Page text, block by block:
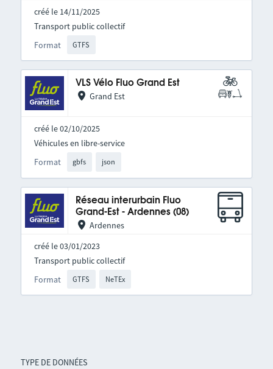
TYPE DE DONNÉES
créé le 14/11/2025
Format GTFS
Transport public collectif
VLS Vélo Fluo Grand Est
Grand Est
créé le 02/10/2025
Format gbfs json
Véhicules en libre-service
Réseau interurbain Fluo
Grand-Est - Ardennes (08)
Ardennes
créé le 03/01/2023
Format GTFS NeTEx
Transport public collectif